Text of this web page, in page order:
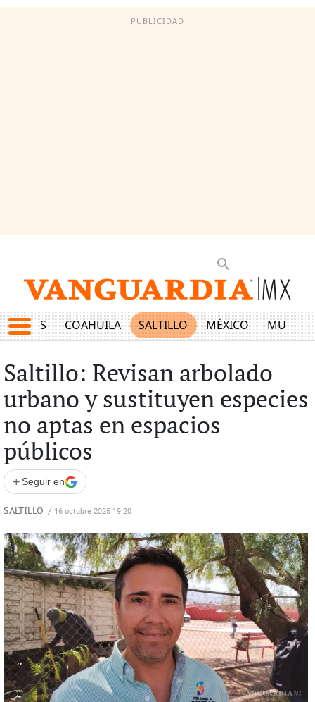
PUBLICIDAD
JUEGOS COAHUILA SALTILLO MÉXICO MUNDO
Saltillo: Revisan arbolado
urbano y sustituyen especies
no aptas en espacios
públicos
+ Seguir en
SALTILLO / 16 octubre 2025 19:20